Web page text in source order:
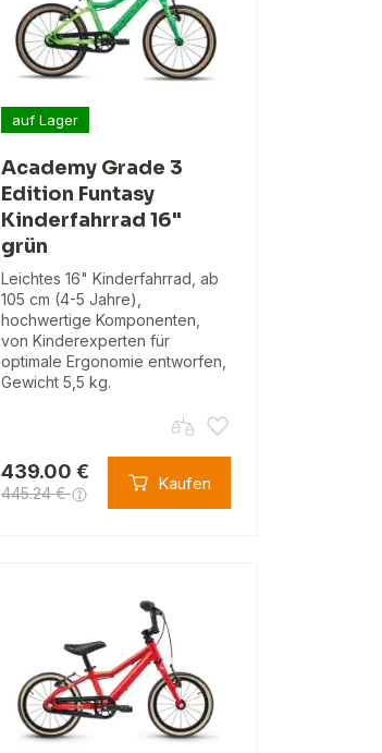
auf Lager
Academy Grade 3
Edition Funtasy
Kinderfahrrad 16"
grün
Leichtes 16" Kinderfahrrad, ab
105 cm (4-5 Jahre),
hochwertige Komponenten,
von Kinderexperten für
optimale Ergonomie entworfen,
Gewicht 5,5 kg.
439.00 €
445.24 € Kaufen